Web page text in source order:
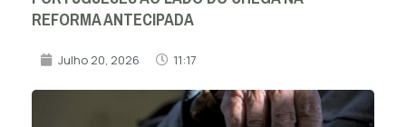
REFORMA ANTECIPADA
Julho 20, 2026 11:17